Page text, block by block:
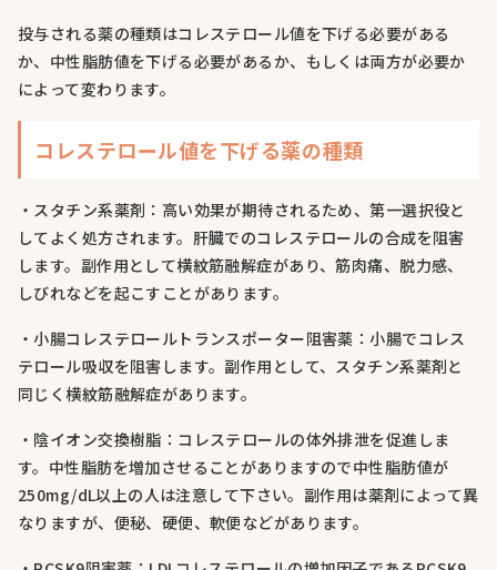
投与される薬の種類はコレステロール値を下げる必要がある
か、中性脂肪値を下げる必要があるか、もしくは両方が必要か
によって変わります。
コレステロール値を下げる薬の種類
・スタチン系薬剤：高い効果が期待されるため、第一選択役と
してよく処方されます。肝臓でのコレステロールの合成を阻害
します。副作用として横紋筋融解症があり、筋肉痛、脱力感、
しびれなどを起こすことがあります。
・小腸コレステロールトランスポーター阻害薬：小腸でコレス
テロール吸収を阻害します。副作用として、スタチン系薬剤と
同じく横紋筋融解症があります。
・陰イオン交換樹脂：コレステロールの体外排泄を促進しま
す。中性脂肪を増加させることがありますので中性脂肪値が
250mg/dL以上の人は注意して下さい。副作用は薬剤によって異
なりますが、便秘、硬便、軟便などがあります。